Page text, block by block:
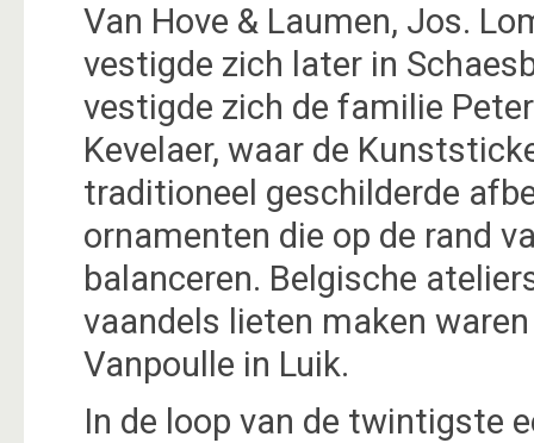
Van Hove & Laumen, Jos.
vestigde zich later in
vestigde zich de familie
Kevelaer, waar de
traditioneel geschilderde
ornamenten die op de rand
balanceren. Belgische
vaandels lieten maken
Vanpoulle in Luik.
In de loop van de twintigste